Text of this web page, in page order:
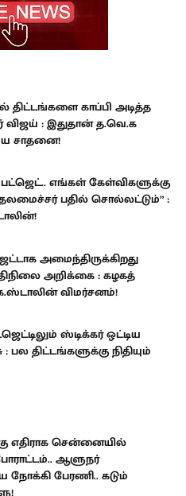
திட்டங்களை காப்பி அடித்த
விஜய் : இதுதான் த.வெ.க
சாதனை!
பட்ஜெட்.. எங்கள் கேள்விகளுக்கு
பதில் சொல்லட்டும்” :
அமைந்திருக்கிறது
அறிக்கை : கழகத்
விமர்சனம்!
ஸ்டிக்கர் ஒட்டிய
பல திட்டங்களுக்கு நிதியும்
எதிராக சென்னையில்
ஆளுநர்
நோக்கி பேரணி.. கடும்